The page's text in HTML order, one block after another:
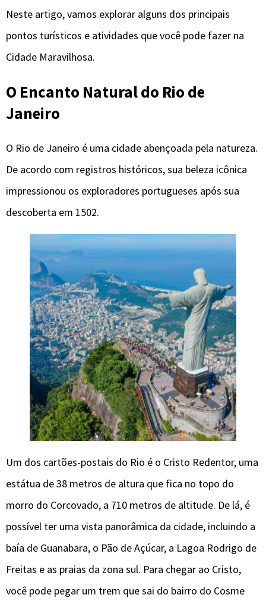
Neste artigo, vamos explorar alguns dos principais
pontos turísticos e atividades que você pode fazer na
Cidade Maravilhosa.
O Encanto Naturaldo Rio de
Janeiro
O Rio de Janeiro é uma cidade abençoada pela natureza.
De acordo com registros históricos, sua beleza icônica
impressionou os exploradores portugueses após sua
descoberta em 1502.
Um dos cartões-postais do Rio é o Cristo Redentor, uma
estátua de 38 metros de altura que fica no topo do
morro do Corcovado, a 710 metros de altitude. De lá, é
possível ter uma vista panorâmica da cidade, incluindo a
baía de Guanabara, o Pão de Açúcar, a Lagoa Rodrigo de
Freitas e as praias da zona sul. Para chegar ao Cristo,
você pode pegar um trem que sai do bairro do Cosme